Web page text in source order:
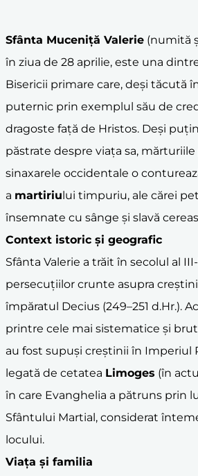
Sfânta Muceniță Valerie (numită
în ziua de 28 aprilie, este una
Bisericii primare care, deși tăcută
puternic prin exemplul său de
dragoste față de Hristos. Deși
păstrate despre viața sa,
sinaxarele occidentale o
a martiriului timpuriu, ale cărei
însemnate cu sânge și slavă
Context istoric și geografic
Sfânta Valerie a trăit în secolul al
persecuțiilor crunte asupra
împăratul Decius (249–251 d.Hr.).
printre cele mai sistematice și
au fost supuși creștinii în Imperiul
legată de cetatea Limoges (în
în care Evanghelia a pătruns prin
Sfântului Martial, considerat
locului.
Viața și familia